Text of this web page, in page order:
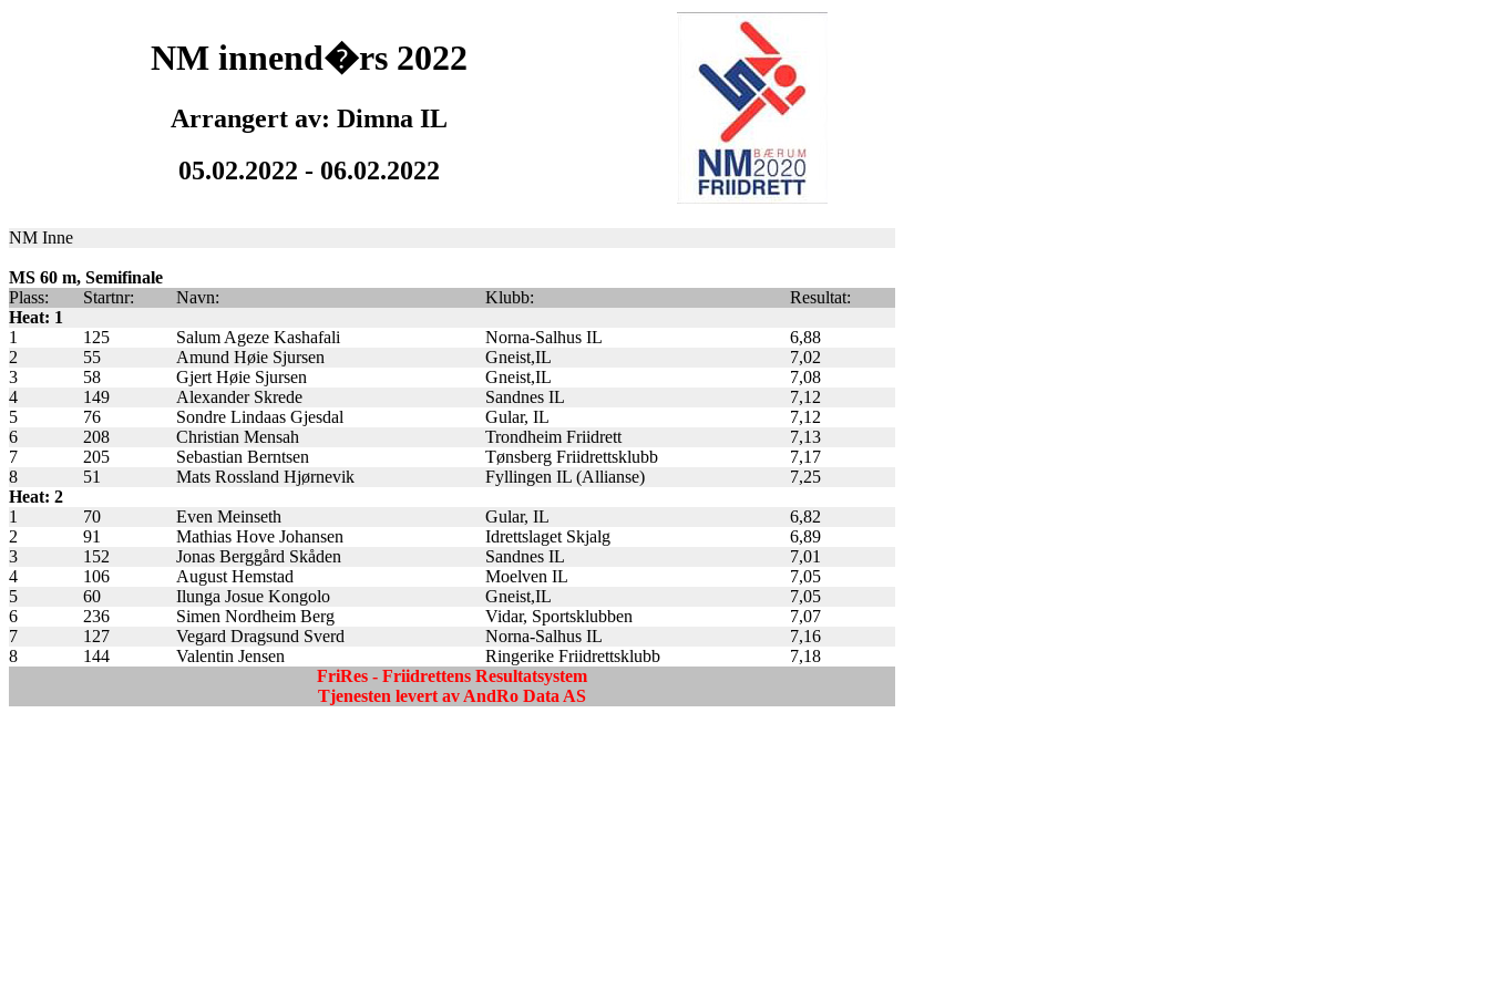
NM innend�rs 2022
Arrangert av: Dimna IL
05.02.2022 - 06.02.2022
NM Inne
MS 60 m, Semifinale
Plass:
Startnr: Navn: Klubb:
Resultat:
Heat: 1
1
125 Salum Ageze Kashafali Norna-Salhus IL
6,88
2
55 Amund Høie Sjursen Gneist,IL
7,02
3
58 Gjert Høie Sjursen Gneist,IL
7,08
4
149 Alexander Skrede Sandnes IL
7,12
5
76 Sondre Lindaas Gjesdal Gular, IL
7,12
6
208 Christian Mensah Trondheim Friidrett
7,13
7
205 Sebastian Berntsen Tønsberg Friidrettsklubb
7,17
8
51 Mats Rossland Hjørnevik Fyllingen IL (Allianse)
7,25
Heat: 2
1
70 Even Meinseth Gular, IL
6,82
2
91 Mathias Hove Johansen Idrettslaget Skjalg
6,89
3
152 Jonas Berggård Skåden Sandnes IL
7,01
4
106 August Hemstad Moelven IL
7,05
5
60 Ilunga Josue Kongolo Gneist,IL
7,05
6
236 Simen Nordheim Berg Vidar, Sportsklubben
7,07
7
127 Vegard Dragsund Sverd Norna-Salhus IL
7,16
8
144 Valentin Jensen Ringerike Friidrettsklubb
7,18
FriRes - Friidrettens Resultatsystem
Tjenesten levert av AndRo Data AS